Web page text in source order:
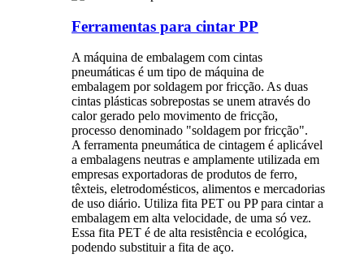
Ferramentas para cintar PP
A máquina de embalagem com cintas
pneumáticas é um tipo de máquina de
embalagem por soldagem por fricção. As duas
cintas plásticas sobrepostas se unem através do
calor gerado pelo movimento de fricção,
processo denominado "soldagem por fricção".
A ferramenta pneumática de cintagem é aplicável
a embalagens neutras e amplamente utilizada em
empresas exportadoras de produtos de ferro,
têxteis, eletrodomésticos, alimentos e mercadorias
de uso diário. Utiliza fita PET ou PP para cintar a
embalagem em alta velocidade, de uma só vez.
Essa fita PET é de alta resistência e ecológica,
podendo substituir a fita de aço.